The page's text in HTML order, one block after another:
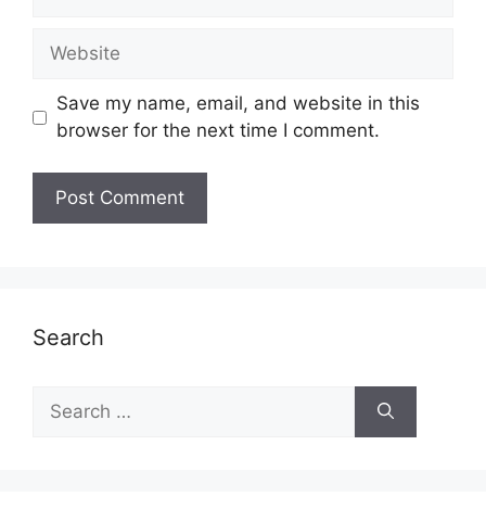
Website
Save my name, email, and website in this
browser for the next time I comment.
Search
for: